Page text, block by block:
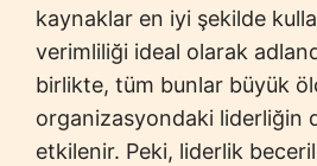
kaynaklar en iyi şekilde
verimliliği ideal olarak
birlikte, tüm bunlar büyük
organizasyondaki liderliğin
etkilenir. Peki, liderlik